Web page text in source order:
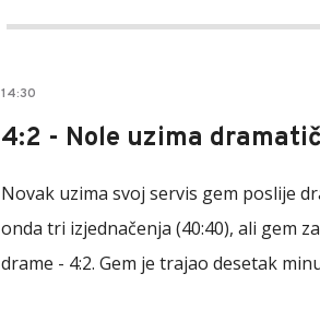
14:30
4:2 - Nole uzima
Novak uzima svoj servis gem poslije
onda tri izjednačenja (40:40), ali gem
drame - 4:2. Gem je trajao desetak